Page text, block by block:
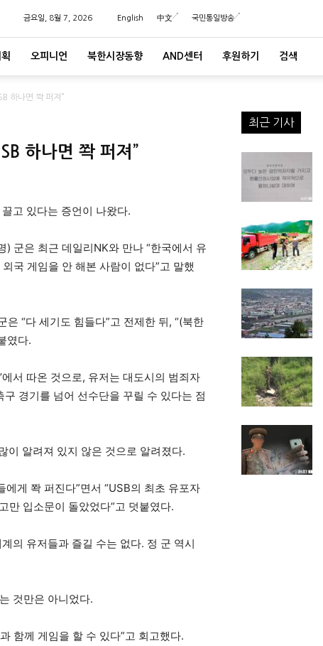
금요일, 8월 7, 2026 English 中文 국민통일방송
오피니언 북한시장동향 AND센터 후원하기 검색
하나면 쫙 퍼져”
하나면 쫙 퍼져”
고 있다는 증언이 나왔다.
) 군은 최근 데일리NK와 만나 “한국에서 유
국 게임을 안 해본 사람이 없다”고 말했
“다 세기도 힘들다”고 전제한 뒤, “(북한
였다.
서 따온 것으로, 유저는 대도시의 범죄자
경기를 넘어 선수단을 꾸릴 수 있다는 점
이 알려져 있지 않은 것으로 알려졌다.
게 쫙 퍼진다”면서 “USB의 최초 유포자
만 입소문이 돌았었다”고 덧붙였다.
의 유저들과 즐길 수는 없다. 정 군 역시
것만은 아니었다.
함께 게임을 할 수 있다”고 회고했다.
최근 기사